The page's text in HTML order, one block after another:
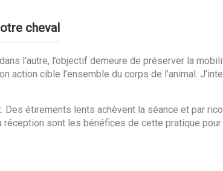
cheval
l’autre, l’objectif demeure de préserver la
action cible l’ensemble du corps de l’animal.
étirements lents achèvent la séance et par
sont les bénéfices de cette pratique